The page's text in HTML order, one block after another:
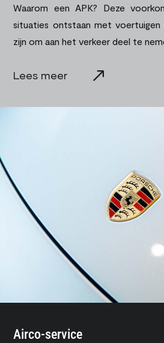
Waarom een APK? Deze
situaties ontstaan met voertuigen
zijn om aan het verkeer deel te
Lees meer
Airco-service